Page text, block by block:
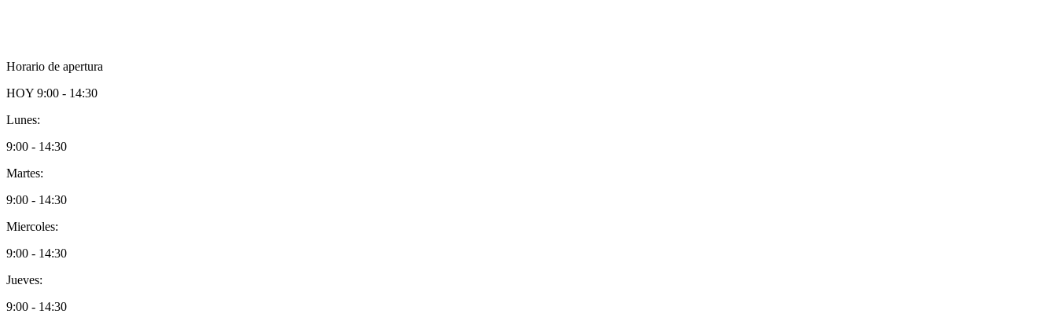
Horario de apertura
HOY 9:00 - 14:30
Lunes:
9:00 - 14:30
Martes:
9:00 - 14:30
Miercoles:
9:00 - 14:30
Jueves:
9:00 - 14:30